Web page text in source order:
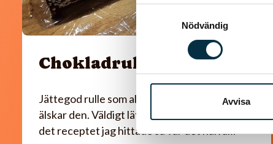
Samtyckesval
Nödvändig
Avvisa
Chokladrulle
Jättegod rulle som alla som har smakat den
älskar den. Väldigt lätt att göra dessutom. i
det receptet jag hittade så var det halva…